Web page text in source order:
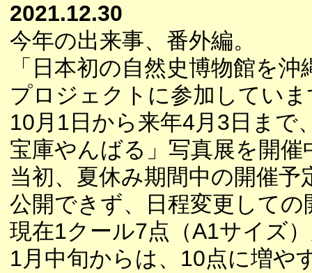
2021.12.30
今年の出来事、番外編。
「日本初の自然史博物館を沖
プロジェクトに参加してい
10月1日から来年4月3日まで
宝庫やんばる」写真展を開催
当初、夏休み期間中の開催
公開できず、日程変更して
現在1クール7点（A1サイズ
1月中旬からは、10点に増や